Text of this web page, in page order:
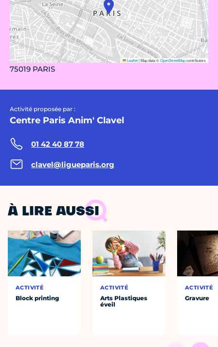
Leaflet|Map data ©OpenStreetMapcontributors
75019 PARIS
Activité proposée par :
Centre Paris Anim' Clavel
01 42 40 87 78
clavel@ligueparis.org
À LIRE AUSSI
ACTIVITÉ
Block printing
ACTIVITÉ
Arts Plastiques
éveil
ACTIVITÉ
Gravure